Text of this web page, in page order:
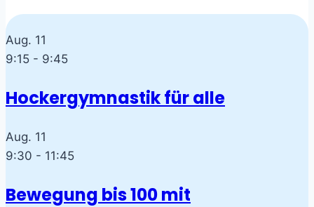
Aug. 11
9:15 - 9:45
Hockergymnastik für alle
Aug. 11
9:30 - 11:45
Bewegung bis 100 mit